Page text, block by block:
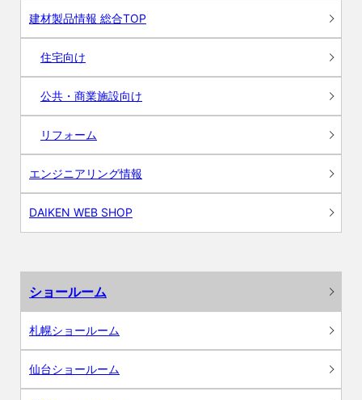
建材製品情報 総合TOP
住宅向け
公共・商業施設向け
リフォーム
エンジニアリング情報
DAIKEN WEB SHOP
ショールーム
札幌ショールーム
仙台ショールーム